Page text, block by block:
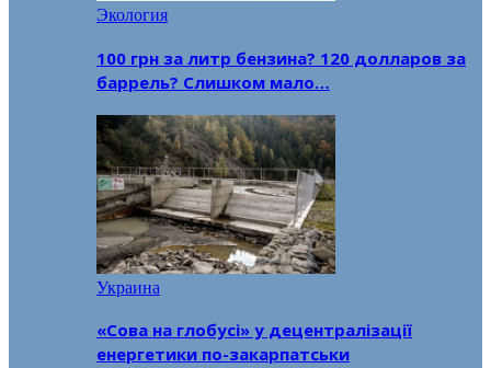
Экология
100 грн за литр бензина? 120 долларов за
баррель? Слишком мало…
Украина
«Сова на глобусі» у децентралізації
енергетики по-закарпатськи